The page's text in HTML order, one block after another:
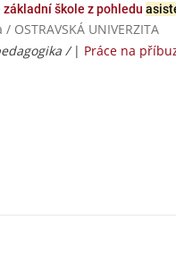
základní škole z pohledu
UNIVERZITA
/ | Práce na